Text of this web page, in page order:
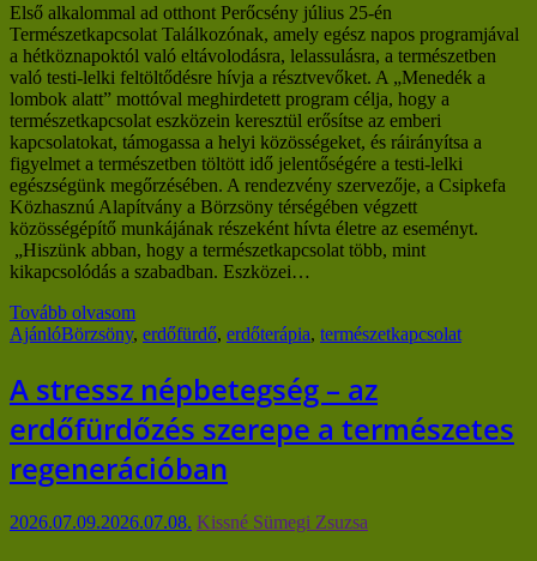
Első alkalommal ad otthont Perőcsény július 25-én
Természetkapcsolat Találkozónak, amely egész napos programjával
a hétköznapoktól való eltávolodásra, lelassulásra, a természetben
való testi-lelki feltöltődésre hívja a résztvevőket. A „Menedék a
lombok alatt” mottóval meghirdetett program célja, hogy a
természetkapcsolat eszközein keresztül erősítse az emberi
kapcsolatokat, támogassa a helyi közösségeket, és ráirányítsa a
figyelmet a természetben töltött idő jelentőségére a testi-lelki
egészségünk megőrzésében. A rendezvény szervezője, a Csipkefa
Közhasznú Alapítvány a Börzsöny térségében végzett
közösségépítő munkájának részeként hívta életre az eseményt.
„Hiszünk abban, hogy a természetkapcsolat több, mint
kikapcsolódás a szabadban. Eszközei…
Tovább olvasom
AjánlóBörzsöny, erdőfürdő, erdőterápia, természetkapcsolat
A stressz népbetegség – az
erdőfürdőzés szerepe a természetes
regenerációban
2026.07.09.2026.07.08. Kissné Sümegi Zsuzsa